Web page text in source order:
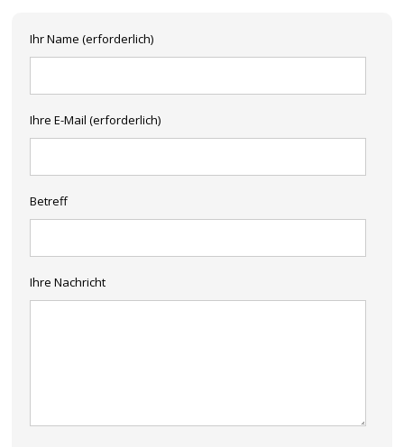
Ihr Name (erforderlich)
Ihre E-Mail (erforderlich)
Betreff
Ihre Nachricht